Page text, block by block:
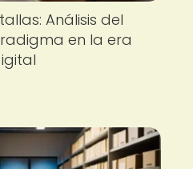
Análisis del
en la era